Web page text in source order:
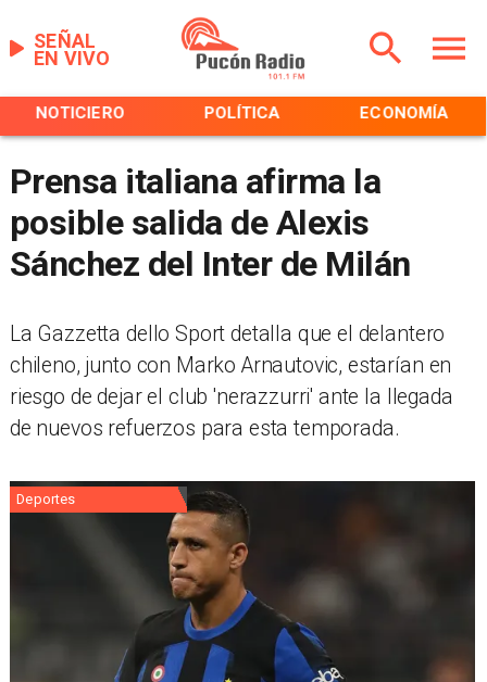
EN VIVO
SEÑAL
NOTICIERO POLÍTICA ECONOMÍA
Prensa italiana afirma la
posible salida de Alexis
Sánchez del Inter de Milán
​La Gazzetta dello Sport detalla que el delantero
chileno, junto con Marko Arnautovic, estarían en
riesgo de dejar el club 'nerazzurri' ante la llegada
de nuevos refuerzos para esta temporada.
Deportes